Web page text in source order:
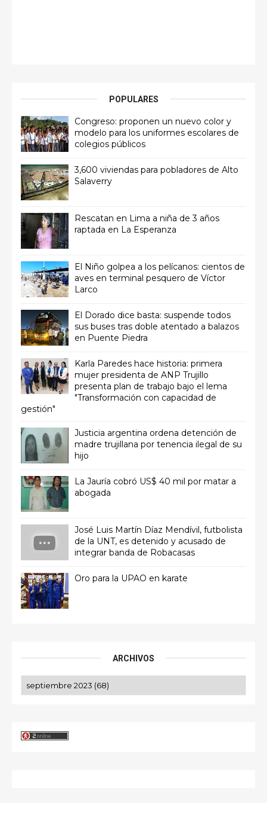
POPULARES
Congreso: proponen un nuevo color y
modelo para los uniformes escolares de
colegios públicos
3,600 viviendas para pobladores de Alto
Salaverry
Rescatan en Lima a niña de 3 años
raptada en La Esperanza
El Niño golpea a los pelícanos: cientos de
aves en terminal pesquero de Víctor
Larco
El Dorado dice basta: suspende todos
sus buses tras doble atentado a balazos
en Puente Piedra
Karla Paredes hace historia: primera
mujer presidenta de ANP Trujillo
presenta plan de trabajo bajo el lema
"Transformación con capacidad de
gestión"
Justicia argentina ordena detención de
madre trujillana por tenencia ilegal de su
hijo
La Jauría cobró US$ 40 mil por matar a
abogada
José Luis Martín Díaz Mendívil, futbolista
de la UNT, es detenido y acusado de
integrar banda de Robacasas
Oro para la UPAO en karate
ARCHIVOS